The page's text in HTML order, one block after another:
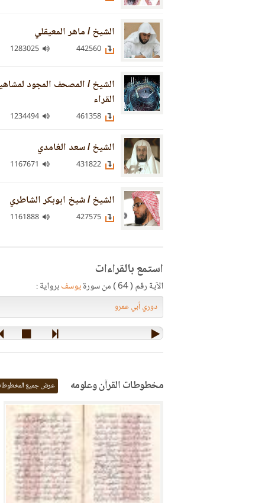
الشيخ / ماهر المعيقلي
الشيخ / المصحف المجود
القراء
الشيخ / سعد الغامدي
الشيخ / شيخ ابوبكر الشاطري
استمع بالقراءات
الآية رقم ( 64 ) من سورة يوسفبرواية :
مخطوطات القرآن وعلومه عرض جميع